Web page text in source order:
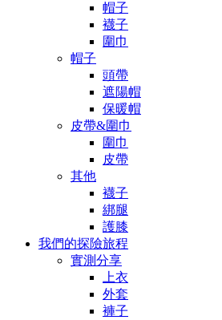
帽子
襪子
圍巾
帽子
頭帶
遮陽帽
保暖帽
皮帶&圍巾
圍巾
皮帶
其他
襪子
綁腿
護膝
我們的探險旅程
實測分享
上衣
外套
褲子